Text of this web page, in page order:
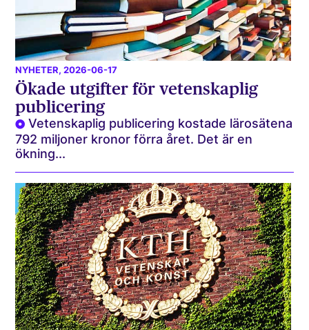
NYHETER, 2026-06-17
Ökade utgifter för vetenskaplig
publicering
Vetenskaplig publicering kostade lärosätena
792 miljoner kronor förra året. Det är en
ökning...